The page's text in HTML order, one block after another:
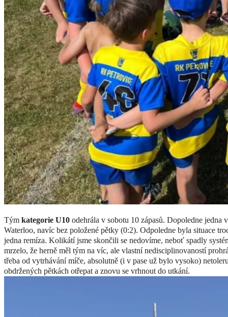
Tým kategorie U10 odehrála v sobotu 10 zápasů. Dopoledne
Waterloo, navíc bez položené pětky (0:2). Odpoledne byla situace
jedna remíza. Kolikátí jsme skončili se nedovíme, neboť spadly
mrzelo, že herně měl tým na víc, ale vlastní nedisciplinovaností
třeba od vytrhávání míče, absolutně (i v pase už bylo vysoko)
obdržených pětkách otřepat a znovu se vrhnout do utkání.